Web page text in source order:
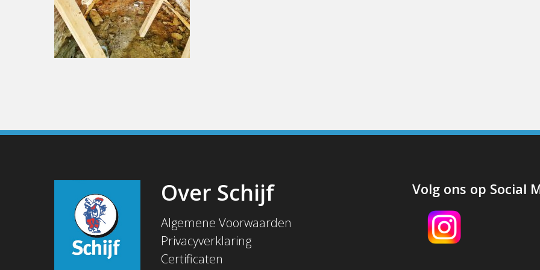
Over Schijf
Algemene Voorwaarden
Privacyverklaring
Certificaten
Volg ons op Social